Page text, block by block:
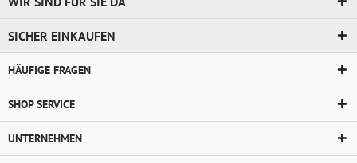
SICHER EINKAUFEN
HÄUFIGE FRAGEN
SHOP SERVICE
UNTERNEHMEN